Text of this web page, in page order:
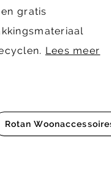
Rotan
gratis
Lees meer